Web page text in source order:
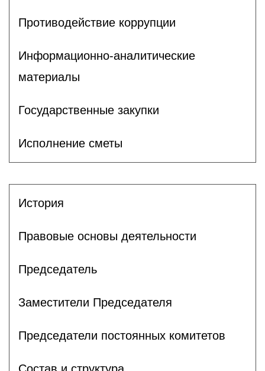
Противодействие коррупции
Информационно-аналитические
материалы
Государственные закупки
Исполнение сметы
История
Правовые основы деятельности
Председатель
Заместители Председателя
Председатели постоянных комитетов